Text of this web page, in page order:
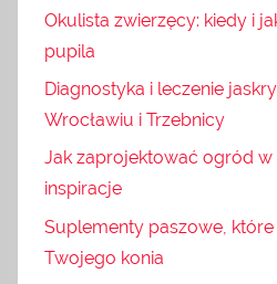
Okulista zwierzęcy: kiedy i
pupila
Diagnostyka i leczenie
Wrocławiu i Trzebnicy
Jak zaprojektować ogród w
inspiracje
Suplementy paszowe,
Twojego konia